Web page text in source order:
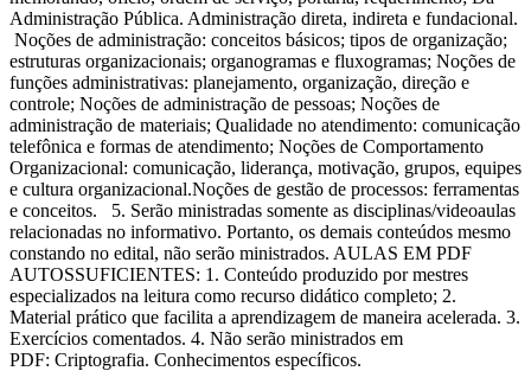
Administração Pública. Administração direta, indireta e fundacional.
Noções de administração: conceitos básicos; tipos de organização;
estruturas organizacionais; organogramas e fluxogramas; Noções de
funções administrativas: planejamento, organização, direção e
controle; Noções de administração de pessoas; Noções de
administração de materiais; Qualidade no atendimento: comunicação
telefônica e formas de atendimento; Noções de Comportamento
Organizacional: comunicação, liderança, motivação, grupos, equipes
e cultura organizacional.Noções de gestão de processos: ferramentas
e conceitos. 5. Serão ministradas somente as disciplinas/videoaulas
relacionadas no informativo. Portanto, os demais conteúdos mesmo
constando no edital, não serão ministrados. AULAS EM PDF
AUTOSSUFICIENTES: 1. Conteúdo produzido por mestres
especializados na leitura como recurso didático completo; 2.
Material prático que facilita a aprendizagem de maneira acelerada. 3.
Exercícios comentados. 4. Não serão ministrados em
PDF: Criptografia. Conhecimentos específicos.